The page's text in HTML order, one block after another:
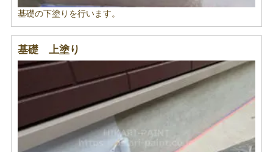
基礎の下塗りを行います。
基礎 上塗り